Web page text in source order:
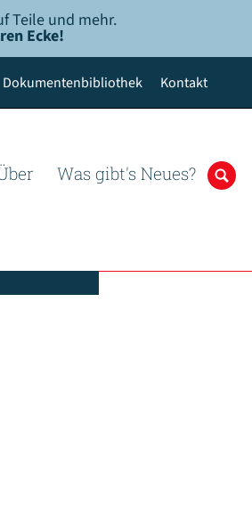
Teile und mehr.
Ecke!
Dokumentenbibliothek Kontakt
Was gibt's Neues?